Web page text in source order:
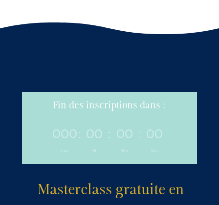
Fin des inscriptions dans :
000
Jour
: 00
H
: 00
Min
: 00
Sec
Masterclass gratuite en